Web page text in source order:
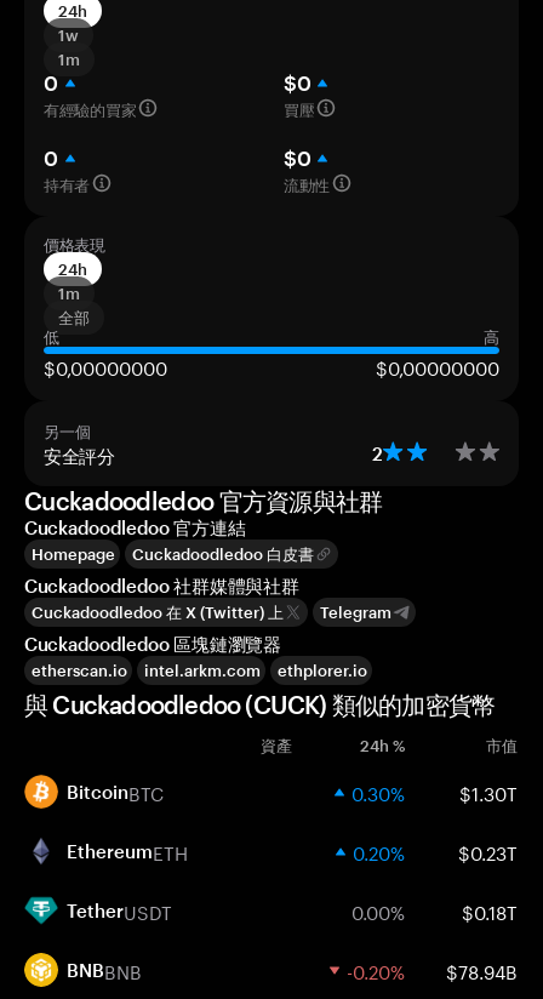
24h
1w
1m
0
有經驗的買家
$0
買壓
0
持有者
$0
流動性
價格表現
24h
1m
全部
低
高
$0,00000000 $0,00000000
另一個
安全評分 2
Cuckadoodledoo 官方資源與社群
Cuckadoodledoo 官方連結
Homepage Cuckadoodledoo 白皮書
Cuckadoodledoo 社群媒體與社群
Cuckadoodledoo 在 X (Twitter) 上 Telegram
Cuckadoodledoo 區塊鏈瀏覽器
etherscan.io intel.arkm.com ethplorer.io
與 Cuckadoodledoo (CUCK) 類似的加密貨幣
資產 24h % 市值
BitcoinBTC 0.30% $1.30T
EthereumETH 0.20% $0.23T
TetherUSDT 0.00% $0.18T
BNBBNB -0.20% $78.94B